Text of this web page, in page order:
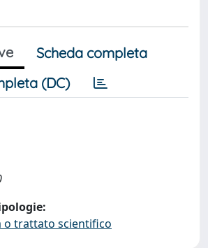
Scheda completa
(DC)
o trattato scientifico